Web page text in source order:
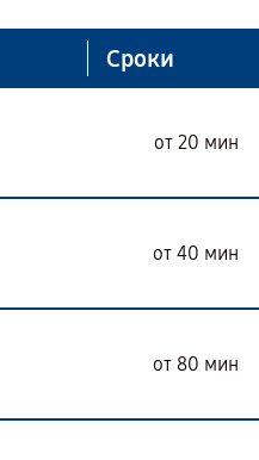
Сроки
от 20 мин
от 40 мин
от 80 мин